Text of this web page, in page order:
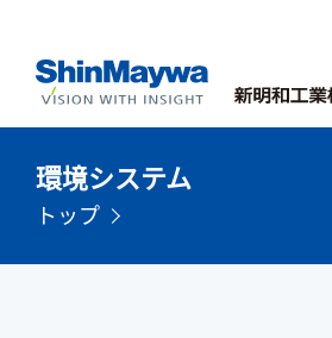
環境システム
トップ